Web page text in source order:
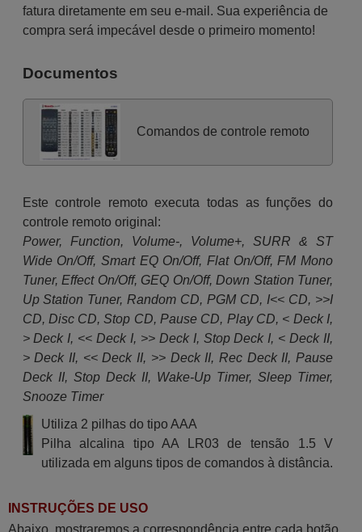
fatura diretamente em seu e-mail. Sua experiência de
compra será impecável desde o primeiro momento!
Documentos
Comandos de controle remoto
Este controle remoto executa todas as funções do
controle remoto original:
Power, Function, Volume-, Volume+, SURR & ST
Wide On/Off, Smart EQ On/Off, Flat On/Off, FM Mono
Tuner, Effect On/Off, GEQ On/Off, Down Station Tuner,
Up Station Tuner, Random CD, PGM CD, I<< CD, >>I
CD, Disc CD, Stop CD, Pause CD, Play CD, < Deck I,
> Deck I, << Deck I, >> Deck I, Stop Deck I, < Deck II,
> Deck II, << Deck II, >> Deck II, Rec Deck II, Pause
Deck II, Stop Deck II, Wake-Up Timer, Sleep Timer,
Snooze Timer
Utiliza 2 pilhas do tipo AAA
Pilha alcalina tipo AA LR03 de tensão 1.5 V
utilizada em alguns tipos de comandos à distância.
INSTRUÇÕES DE USO
Abaixo, mostraremos a correspondência entre cada botão